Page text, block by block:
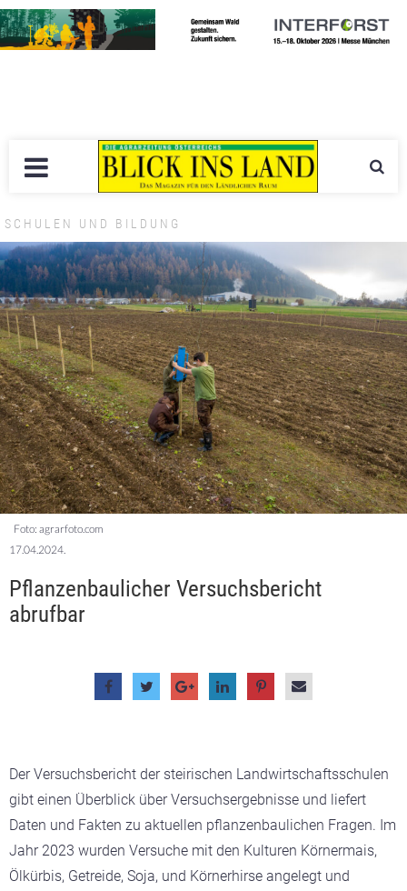
SCHULEN UND BILDUNG
Foto: agrarfoto.com
17.04.2024.
Pflanzenbaulicher Versuchsbericht
abrufbar
Der Versuchsbericht der steirischen Landwirtschaftsschulen
gibt einen Überblick über Versuchsergebnisse und liefert
Daten und Fakten zu aktuellen pflanzenbaulichen Fragen. Im
Jahr 2023 wurden Versuche mit den Kulturen Körnermais,
Ölkürbis, Getreide, Soja, und Körnerhirse angelegt und